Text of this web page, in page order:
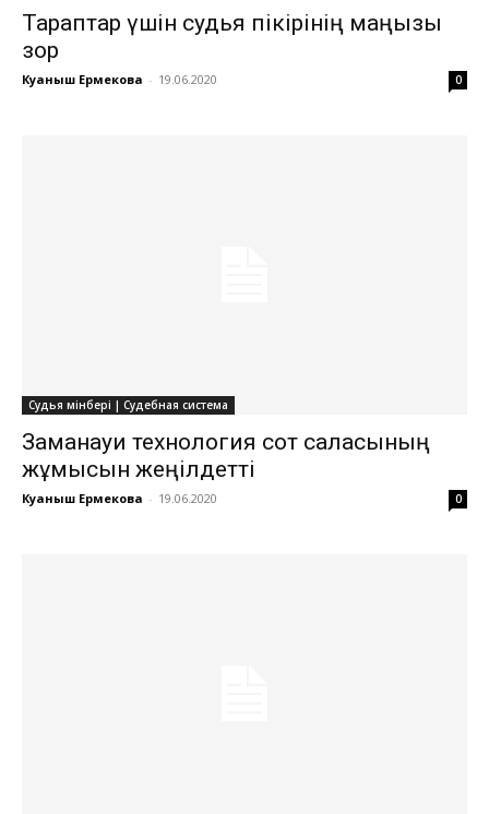
Тараптар үшін судья пікірінің маңызы
зор
Куаныш Ермекова - 19.06.2020 0
Судья мінбері | Судебная система
Заманауи технология сот саласының
жұмысын жеңілдетті
Куаныш Ермекова - 19.06.2020 0